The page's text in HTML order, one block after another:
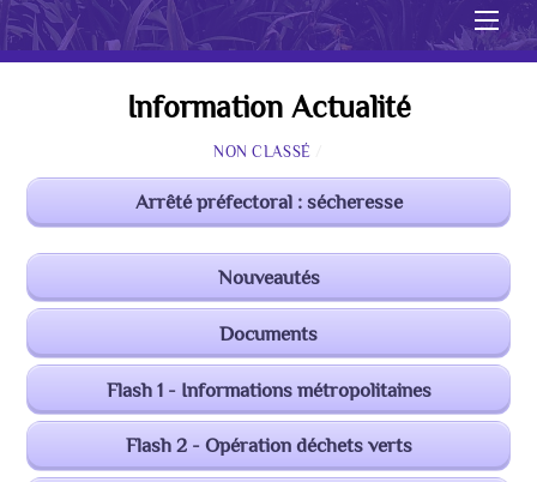
Information Actualité
NON CLASSÉ
Arrêté préfectoral : sécheresse
Nouveautés
Documents
Flash 1 - Informations métropolitaines
Flash 2 - Opération déchets verts